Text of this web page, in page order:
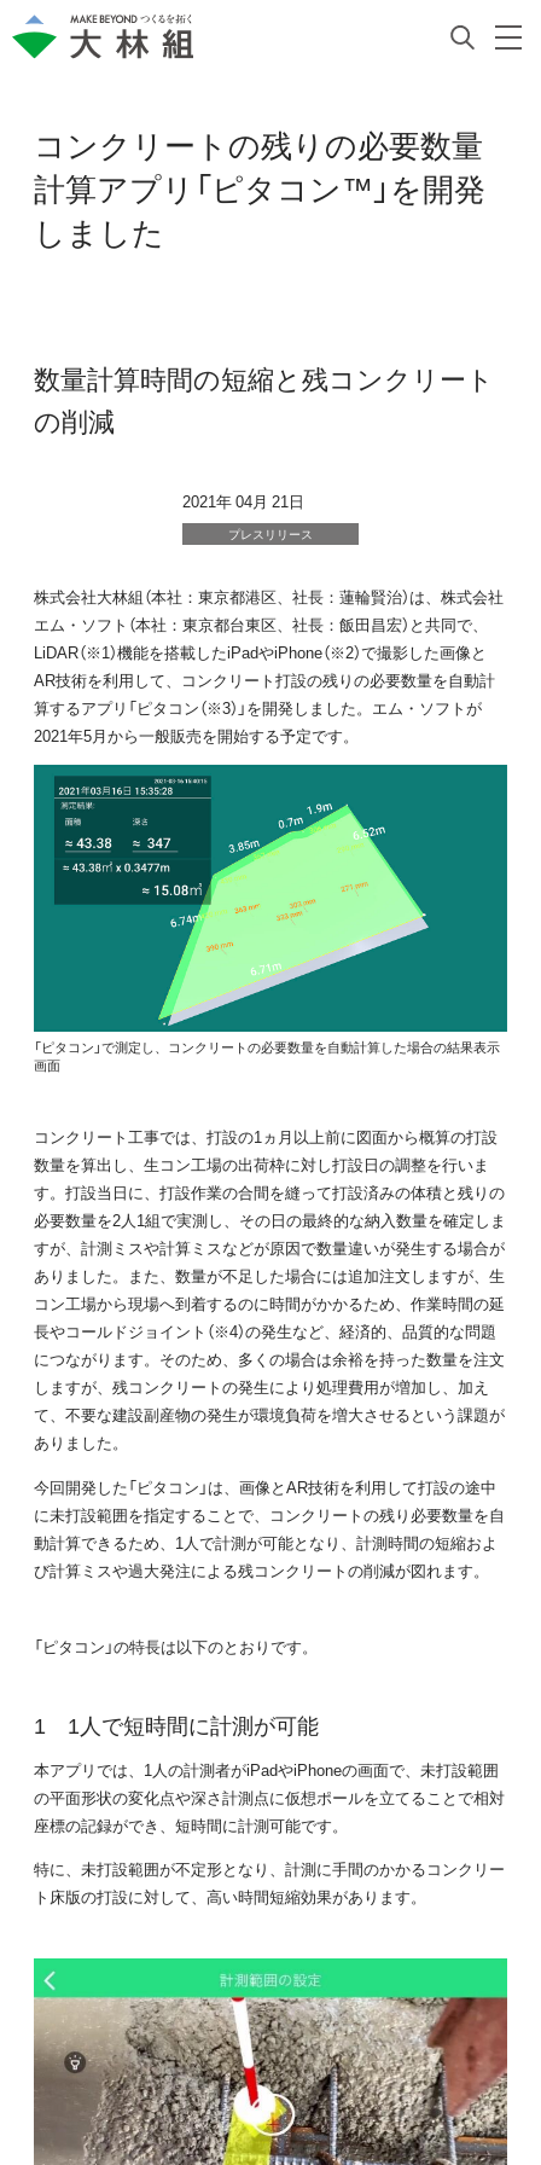
コンクリートの残りの必要数量
計算アプリ「ピタコン™」を開発
しました
数量計算時間の短縮と残コンクリート
の削減
2021年 04月 21日
プレスリリース
株式会社大林組（本社：東京都港区、社長：蓮輪賢治）は、株式会社
エム・ソフト（本社：東京都台東区、社長：飯田昌宏）と共同で、
LiDAR（※1）機能を搭載したiPadやiPhone（※2）で撮影した画像と
AR技術を利用して、コンクリート打設の残りの必要数量を自動計
算するアプリ「ピタコン（※3）」を開発しました。エム・ソフトが
2021年5月から一般販売を開始する予定です。
「ピタコン」で測定し、コンクリートの必要数量を自動計算した場合の結果表示
画面
コンクリート工事では、打設の1ヵ月以上前に図面から概算の打設
数量を算出し、生コン工場の出荷枠に対し打設日の調整を行いま
す。打設当日に、打設作業の合間を縫って打設済みの体積と残りの
必要数量を2人1組で実測し、その日の最終的な納入数量を確定しま
すが、計測ミスや計算ミスなどが原因で数量違いが発生する場合が
ありました。また、数量が不足した場合には追加注文しますが、生
コン工場から現場へ到着するのに時間がかかるため、作業時間の延
長やコールドジョイント（※4）の発生など、経済的、品質的な問題
につながります。そのため、多くの場合は余裕を持った数量を注文
しますが、残コンクリートの発生により処理費用が増加し、加え
て、不要な建設副産物の発生が環境負荷を増大させるという課題が
ありました。
今回開発した「ピタコン」は、画像とAR技術を利用して打設の途中
に未打設範囲を指定することで、コンクリートの残り必要数量を自
動計算できるため、1人で計測が可能となり、計測時間の短縮およ
び計算ミスや過大発注による残コンクリートの削減が図れます。
「ピタコン」の特長は以下のとおりです。
1人で短時間に計測が可能
本アプリでは、1人の計測者がiPadやiPhoneの画面で、未打設範囲
の平面形状の変化点や深さ計測点に仮想ポールを立てることで相対
座標の記録ができ、短時間に計測可能です。
特に、未打設範囲が不定形となり、計測に手間のかかるコンクリー
ト床版の打設に対して、高い時間短縮効果があります。